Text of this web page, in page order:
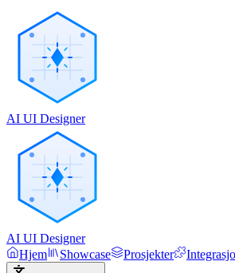
AI UI Designer
AI UI Designer
Hjem
Showcase Prosjekter